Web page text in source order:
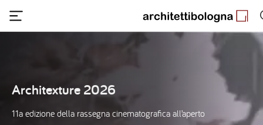
contenuto
Architexture 2026
11a edizione della rassegna cinematografica all’aperto